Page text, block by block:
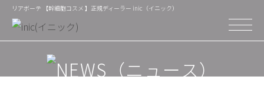
リアボーテ 【幹細胞コスメ 】正規ディーラー inic（イニック）